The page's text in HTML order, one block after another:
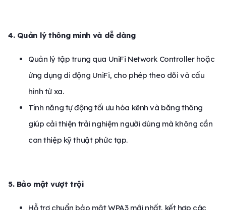
4. Quản lý thông minh và dễ dàng
Quản lý tập trung qua UniFi Network Controller hoặc
ứng dụng di động UniFi, cho phép theo dõi và cấu
hình từ xa.
Tính năng tự động tối ưu hóa kênh và băng thông
giúp cải thiện trải nghiệm người dùng mà không cần
can thiệp kỹ thuật phức tạp.
5. Bảo mật vượt trội
Hỗ trợ chuẩn bảo mật WPA3 mới nhất, kết hợp các